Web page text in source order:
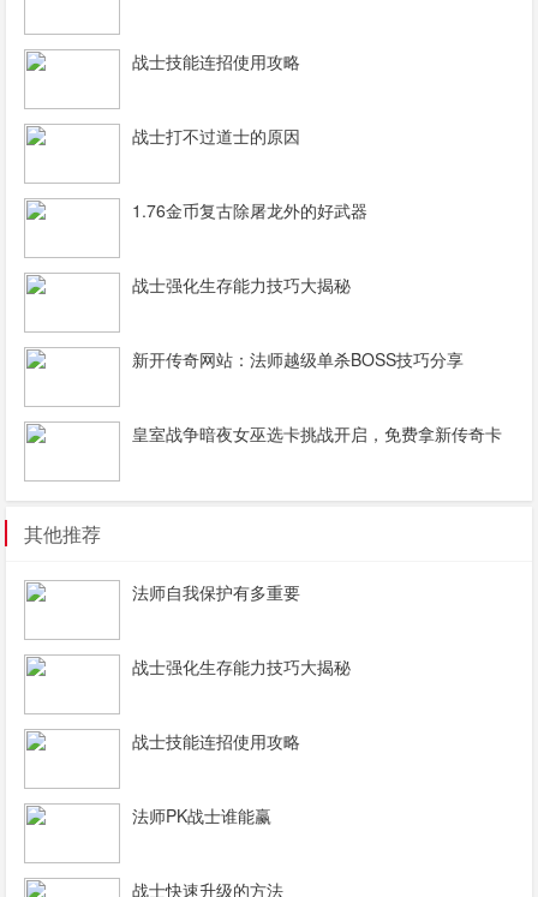
战士技能连招使用攻略
战士打不过道士的原因
1.76金币复古除屠龙外的好武器
战士强化生存能力技巧大揭秘
新开传奇网站：法师越级单杀BOSS技巧分享
皇室战争暗夜女巫选卡挑战开启，免费拿新传奇卡
其他推荐
法师自我保护有多重要
战士强化生存能力技巧大揭秘
战士技能连招使用攻略
法师PK战士谁能赢
战士快速升级的方法